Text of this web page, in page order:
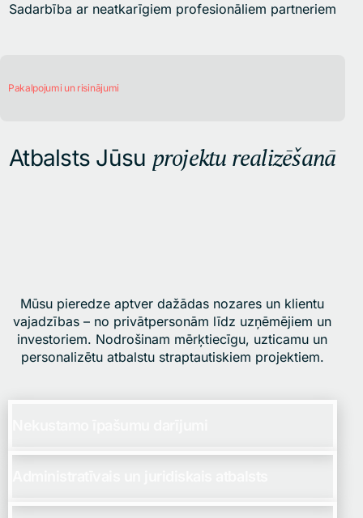
Sadarbība ar neatkarīgiem profesionāliem partneriem
Pakalpojumi un risinājumi
Atbalsts Jūsu projektu realizēšanā
Mūsu pieredze aptver dažādas nozares un klientu
vajadzības – no privātpersonām līdz uzņēmējiem un
investoriem. Nodrošinam mērķtiecīgu, uzticamu un
personalizētu atbalstu straptautiskiem projektiem.